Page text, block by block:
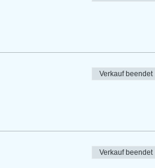
Verkauf beendet
Verkauf beendet